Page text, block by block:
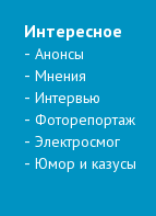
Интересное
Анонсы
Мнения
Интервью
Фоторепортаж
Электросмог
Юмор и казусы